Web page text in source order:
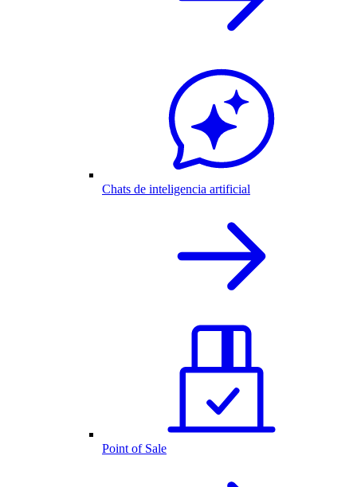
Chats de inteligencia artificial
Point of Sale